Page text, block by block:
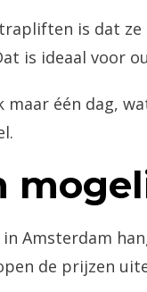
is dat
is ideaal voor
één dag,
Amsterdam
de prijzen